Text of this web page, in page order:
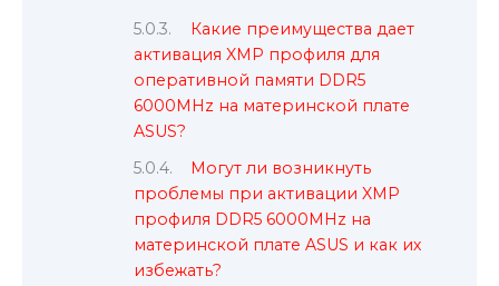
Какие преимущества дает
активация XMP профиля для
оперативной памяти DDR5
6000MHz на материнской плате
ASUS?
Могут ли возникнуть
проблемы при активации XMP
профиля DDR5 6000MHz на
материнской плате ASUS и как их
избежать?